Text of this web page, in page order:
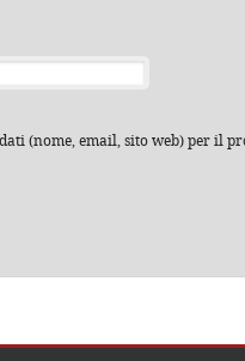
(nome, email, sito web) per il